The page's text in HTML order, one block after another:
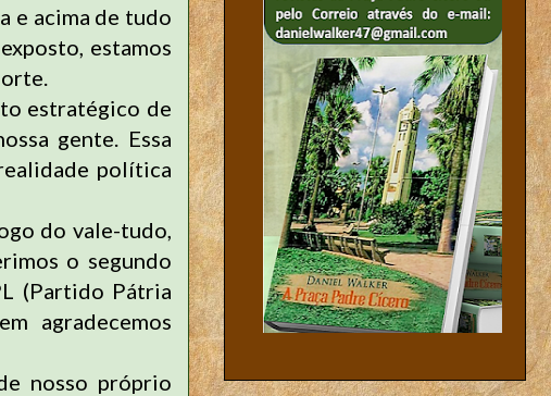
e acima de tudo
estamos
estratégico de
gente. Essa
política
do vale-tudo,
o segundo
(Partido Pátria
agradecemos
nosso próprio